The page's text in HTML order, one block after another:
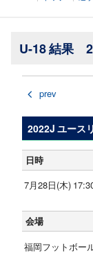
U-18 結果
prev
2022J ユース
日時
7月28日(木)
会場
福岡フットボー